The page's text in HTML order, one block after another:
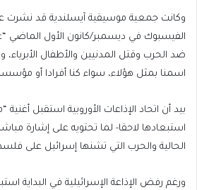
وكانت جمعية موسيقية آيسلندية قد نشرت
الفيسبوك في ديسمبر/كانون الأول الماضي
ضد الحرب وقتل المدنيين والأطفال الأبرياء،
اسمنا بمثل هؤلاء، سواء كنا أفرادا أو
بيد أن اتحاد الإذاعات الأوروبية استقبل أغنية
استبعادها لاحقا- لما تحتويه على إشارة
الحالية والحرب التي تشنها إسرائيل على
ورغم رفض الإذاعة الإسرائيلية في البداية